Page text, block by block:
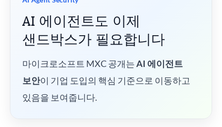
AI 에이전트도 이제
샌드박스가 필요합니다
마이크로소프트 MXC 공개는AI 에이전트
보안이 기업 도입의 핵심 기준으로 이동하고
있음을 보여줍니다.